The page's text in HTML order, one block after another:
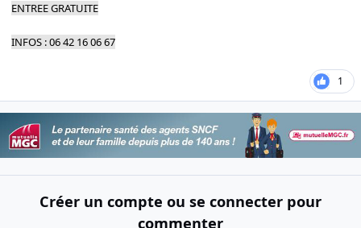
ENTREE GRATUITE
INFOS : 06 42 16 06 67
1
Créer un compte ou se connecter pour
commenter